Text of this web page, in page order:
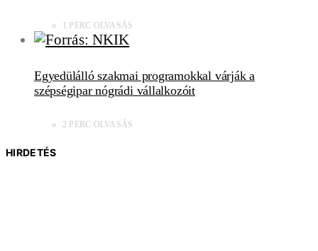
1 PERC OLVASÁS
Egyedülálló szakmai programokkal várják a
szépségipar nógrádi vállalkozóit
2 PERC OLVASÁS
HIRDETÉS